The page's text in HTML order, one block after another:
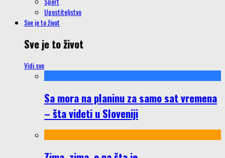
Ugostiteljstvo
Sve je to život
Sve je to život
Vidi sve
Sa mora na planinu za samo sat vremena
– šta videti u Sloveniji